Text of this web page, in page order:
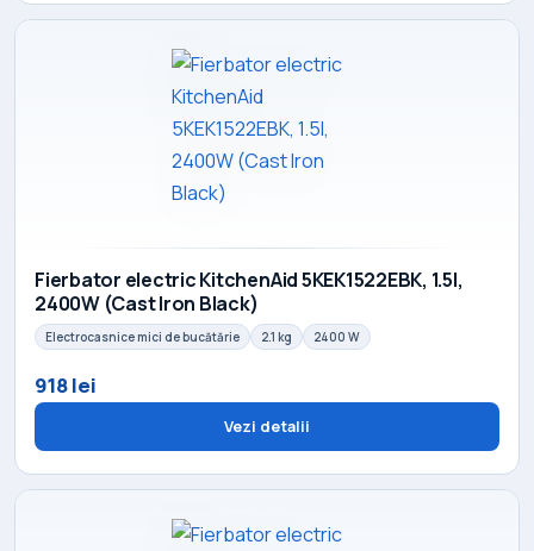
Fierbator electric KitchenAid 5KEK1522EBK, 1.5l,
2400W (Cast Iron Black)
Electrocasnice mici de bucătărie 2.1 kg 2400 W
918 lei
Vezi detalii